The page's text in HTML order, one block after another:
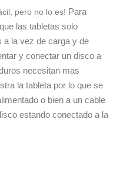
pero no lo es! Para
las tabletas solo
a la vez de carga y de
y conectar un disco a
necesitan mas
la tableta por lo que se
o bien a un cable
estando conectado a la